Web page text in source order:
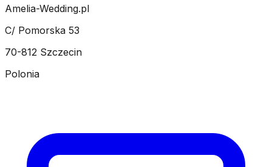
Amelia-Wedding.pl
C/ Pomorska 53
70-812 Szczecin
Polonia